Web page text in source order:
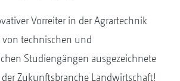
Vorreiter in der Agrartechnik
technischen und
Studiengängen ausgezeichnete
Zukunftsbranche Landwirtschaft!